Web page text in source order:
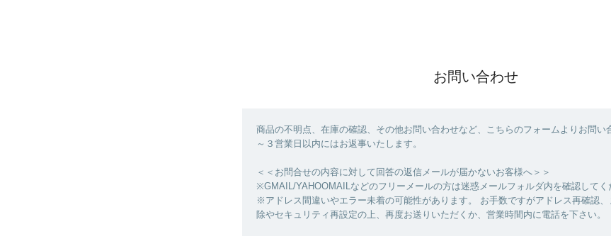
お問い合わせ
商品の不明点、在庫の確認、その他お問い合わせなど、こちらのフォームよりお問い
～３営業日以内にはお返事いたします。
＜＜お問合せの内容に対して回答の返信メールが届かないお客様へ＞＞
※GMAIL/YAHOOMAILなどのフリーメールの方は迷惑メールフォルダ内を確認してく
※アドレス間違いやエラー未着の可能性があります。 お手数ですがアドレス再確認
除やセキュリティ再設定の上、再度お送りいただくか、営業時間内に電話を下さい。